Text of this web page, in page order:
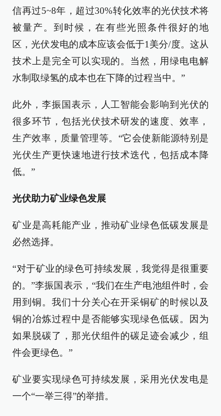
信再过5~8年，超过30%转化效率的光伏技术将
被量产。到时候，在有些光照条件很好的地
区，光伏发电的成本应该会低于1美分/度。这从
技术上是完全可以实现的。当然，用绿电电解
水制取绿氢的成本也在下降的过程当中。”
此外，李振国表示，人工智能会影响到光伏的
很多环节，包括光伏技术研发的速度、效率，
生产效率，质量管理等。“它会使新能源特别是
光伏生产更快速地进行技术迭代，包括成本降
低。”
光伏助力矿业绿色发展
矿业是高耗能产业，推动矿业绿色低碳发展是
必然选择。
“对于矿业的绿色可持续发展，我觉得是很重要
的。”李振国表示，“我们在生产电池组件时，会
用到铜。我们十分关心在开采铜矿的时候以及
铜的冶炼过程中是否能够实现绿色低碳。因为
如果脱碳了，那光伏组件的碳足迹会减少，组
件会更绿色。”
矿业要实现绿色可持续发展，采用光伏发电是
一个“一举三得”的举措。